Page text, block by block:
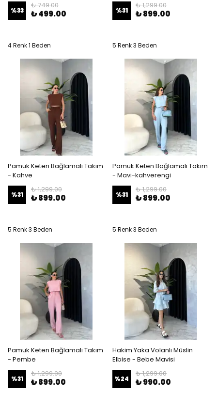
%33
₺ 749.00
₺ 499.00
4 Renk 1 Beden
%31
₺ 1,299.00
₺ 899.00
5 Renk 3 Beden
Pamuk Keten Bağlamalı Takım
- Kahve
%31
₺ 1,299.00
₺ 899.00
5 Renk 3 Beden
Pamuk Keten Bağlamalı Takım
- Mavi-kahverengi
%31
₺ 1,299.00
₺ 899.00
5 Renk 3 Beden
Pamuk Keten Bağlamalı Takım
- Pembe
%31
₺ 1,299.00
₺ 899.00
Hakim Yaka Volanlı Müslin
Elbise - Bebe Mavisi
%24
₺ 1,299.00
₺ 990.00